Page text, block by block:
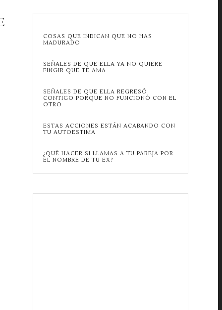
COSAS QUE INDICAN QUE NO HAS
MADURADO
SEÑALES DE QUE ELLA YA NO QUIERE
FINGIR QUE TE AMA
SEÑALES DE QUE ELLA REGRESÓ
CONTIGO PORQUE NO FUNCIONÓ CON EL
OTRO
ESTAS ACCIONES ESTÁN ACABANDO CON
TU AUTOESTIMA
¿QUÉ HACER SI LLAMAS A TU PAREJA POR
EL NOMBRE DE TU EX?